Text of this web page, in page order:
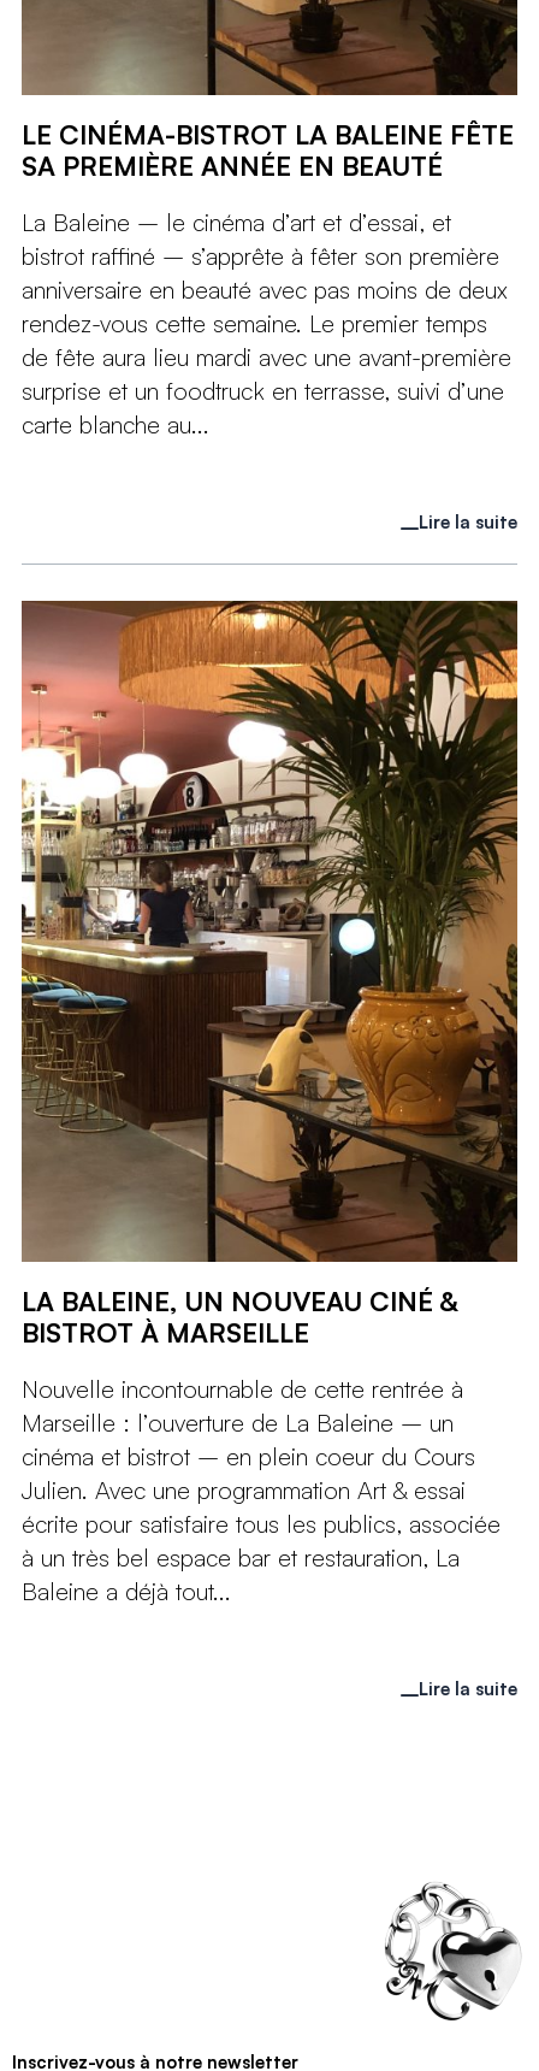
LE CINÉMA-BISTROT LA BALEINE FÊTE
SA PREMIÈRE ANNÉE EN BEAUTÉ
La Baleine – le cinéma d’art et d’essai, et
bistrot raffiné – s’apprête à fêter son première
anniversaire en beauté avec pas moins de deux
rendez-vous cette semaine. Le premier temps
de fête aura lieu mardi avec une avant-première
surprise et un foodtruck en terrasse, suivi d’une
carte blanche au...
Lire la suite
LA BALEINE, UN NOUVEAU CINÉ &
BISTROT À MARSEILLE
Nouvelle incontournable de cette rentrée à
Marseille : l’ouverture de La Baleine – un
cinéma et bistrot – en plein coeur du Cours
Julien. Avec une programmation Art & essai
écrite pour satisfaire tous les publics, associée
à un très bel espace bar et restauration, La
Baleine a déjà tout...
Lire la suite
Inscrivez-vous à notre newsletter